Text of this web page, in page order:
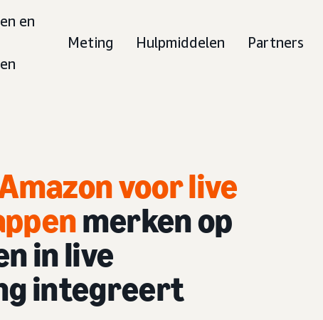
en
Meting Hulpmiddelen Partners
voor live
merken op
in live
integreert